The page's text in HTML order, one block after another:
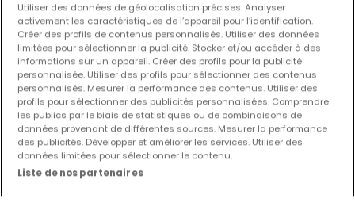
Maisons à Hetzerath (DE) par nombre de
chambres
1 chambre
2 chambres
3 chambres
4 chambres
Utiliser des données de géolocalisation précises. Analyser
activement les caractéristiques de l’appareil pour l’identification.
Créer des profils de contenus personnalisés. Utiliser des données
limitées pour sélectionner la publicité. Stocker et/ou accéder à des
informations sur un appareil. Créer des profils pour la publicité
personnalisée. Utiliser des profils pour sélectionner des contenus
personnalisés. Mesurer la performance des contenus. Utiliser des
profils pour sélectionner des publicités personnalisées. Comprendre
les publics par le biais de statistiques ou de combinaisons de
données provenant de différentes sources. Mesurer la performance
des publicités. Développer et améliorer les services. Utiliser des
données limitées pour sélectionner le contenu.
Liste de nos partenaires